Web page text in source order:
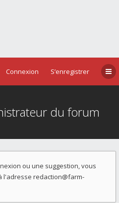
Connexion S’enregistrer
du forum
ou une suggestion, vous
l'adresse redaction@farm-